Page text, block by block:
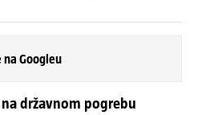
Googleu
državnom pogrebu